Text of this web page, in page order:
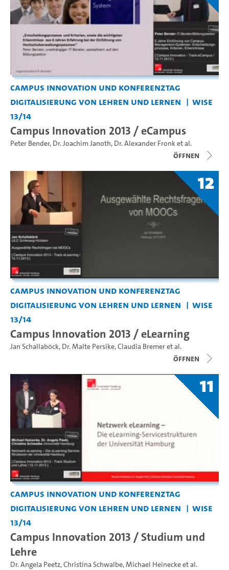
Campus Innovation und Konferenztag
Digitalisierung von Lehren und Lernen
WiSe
13/14
Campus Innovation 2013 / eCampus
Peter Bender, Dr. Joachim Janoth, Dr. Alexander Fronket al.
Öffnen
12
Campus Innovation und Konferenztag
Digitalisierung von Lehren und Lernen
WiSe
13/14
Campus Innovation 2013 / eLearning
Jan Schallaböck, Dr. Malte Persike,Claudia Bremeret al.
Öffnen
11
Campus Innovation und Konferenztag
Digitalisierung von Lehren und Lernen
WiSe
13/14
Campus Innovation 2013 / Studium und
Lehre
Dr. Angela Peetz,Christina Schwalbe,Michael Heineckeet al.